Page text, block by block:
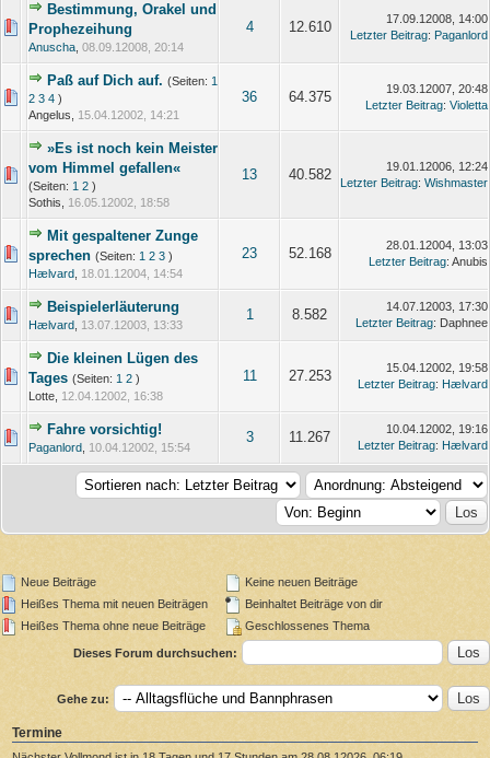
Bestimmung, Orakel und
Prophezeihung
Anuscha 08.09.12008, 20:14
4 12.610
17.09.12008, 14:00
Letzter Beitrag: Paganlord
Paß auf Dich auf. (Seiten: 1
2 3 4 )
Angelus, 15.04.12002, 14:21
36 64.375
19.03.12007, 20:48
Letzter Beitrag: Violetta
»Es ist noch kein Meister
vom Himmel gefallen«
(Seiten: 1 2 )
Sothis, 16.05.12002, 18:58
13 40.582
19.01.12006, 12:24
Letzter Beitrag: Wishmaster
Mit gespaltener Zunge
sprechen (Seiten: 1 2 3 )
Hælvard 18.01.12004, 14:54
23 52.168
28.01.12004, 13:03
Letzter Beitrag: Anubis
Beispielerläuterung
Hælvard 13.07.12003, 13:33
1 8.582
14.07.12003, 17:30
Letzter Beitrag: Daphnee
Die kleinen Lügen des
Tages (Seiten: 1 2 )
Lotte, 12.04.12002, 16:38
11 27.253
15.04.12002, 19:58
Letzter Beitrag: Hælvard
Fahre vorsichtig!
Paganlord 10.04.12002, 15:54
3 11.267
10.04.12002, 19:16
Letzter Beitrag: Hælvard
Neue Beiträge
Heißes Thema mit neuen Beiträgen
Heißes Thema ohne neue Beiträge
Keine neuen Beiträge
Beinhaltet Beiträge von dir
Geschlossenes Thema
Dieses Forum durchsuchen:
Gehe zu:
Termine